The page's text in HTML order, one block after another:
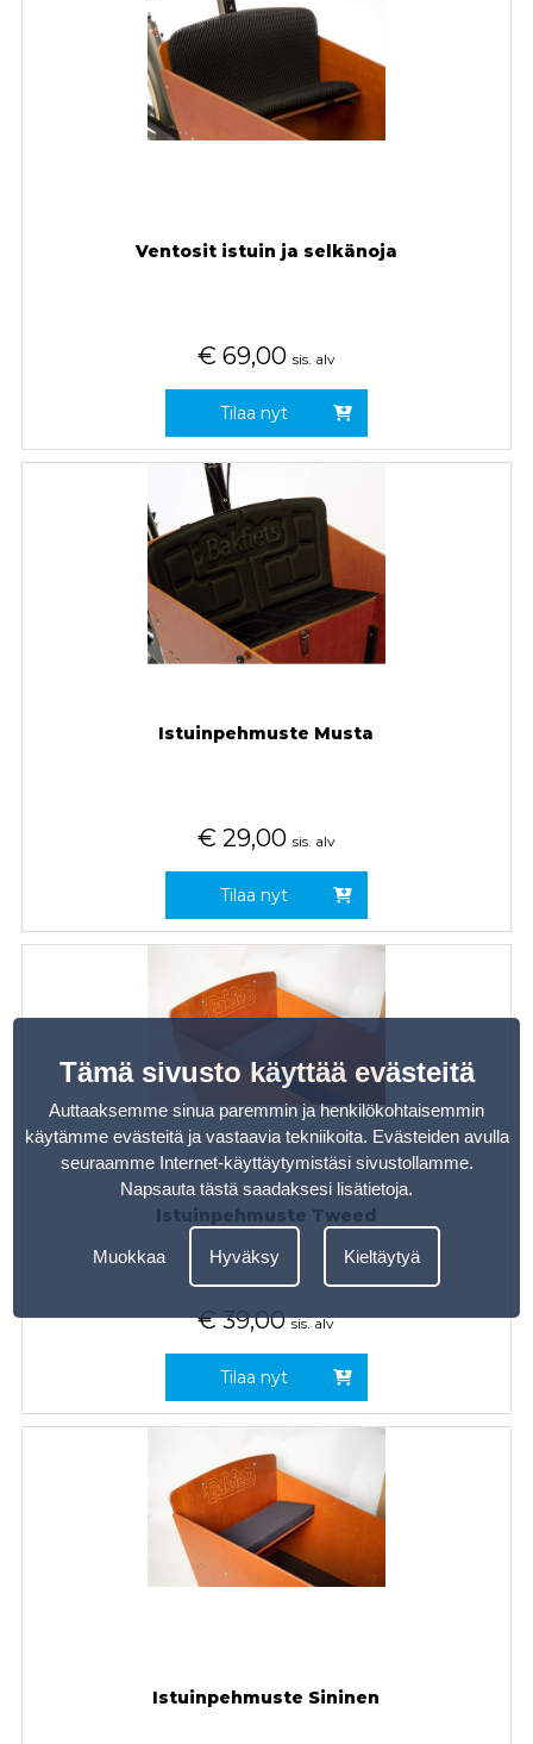
Ventosit istuin ja selkänoja
€ 69,00 sis. alv
Tilaa nyt
Istuinpehmuste Musta
€ 29,00 sis. alv
Tilaa nyt
Istuinpehmuste Tweed
€ 39,00 sis. alv
Tilaa nyt
Istuinpehmuste Sininen
Tämä sivusto käyttää evästeitä
Auttaaksemme sinua paremmin ja henkilökohtaisemmin
käytämme evästeitä ja vastaavia tekniikoita. Evästeiden avulla
seuraamme Internet-käyttäytymistäsi sivustollamme.
Napsauta tästä saadaksesi lisätietoja.
Muokkaa Hyväksy Kieltäytyä